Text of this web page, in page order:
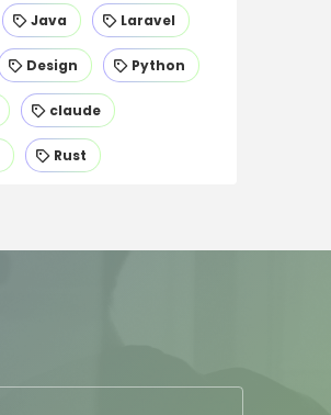
Java Laravel
Design Python
claude
Rust